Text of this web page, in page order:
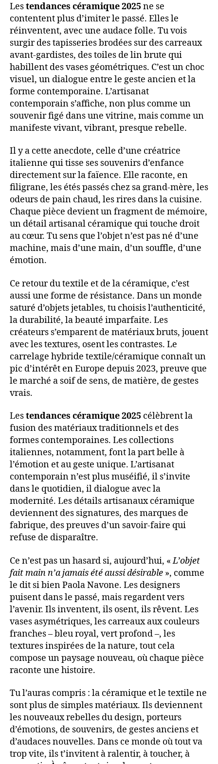
Lestendances céramique 2025 ne se
contentent plus d’imiter le passé. Elles le
réinventent, avec une audace folle. Tu vois
surgir des tapisseries brodées sur des carreaux
avant-gardistes, des toiles de lin brute qui
habillent des vases géométriques. C’est un choc
visuel, un dialogue entre le geste ancien et la
forme contemporaine. L’artisanat
contemporain s’affiche, non plus comme un
souvenir figé dans une vitrine, mais comme un
manifeste vivant, vibrant, presque rebelle.
Il y a cette anecdote, celle d’une créatrice
italienne qui tisse ses souvenirs d’enfance
directement sur la faïence. Elle raconte, en
filigrane, les étés passés chez sa grand-mère, les
odeurs de pain chaud, les rires dans la cuisine.
Chaque pièce devient un fragment de mémoire,
un détail artisanal céramique qui touche droit
au cœur. Tu sens que l’objet n’est pas né d’une
machine, mais d’une main, d’un souffle, d’une
émotion.
Ce retour du textile et de la céramique, c’est
aussi une forme de résistance. Dans un monde
saturé d’objets jetables, tu choisis l’authenticité,
la durabilité, la beauté imparfaite. Les
créateurs s’emparent de matériaux bruts, jouent
avec les textures, osent les contrastes. Le
carrelage hybride textile/céramique connaît un
pic d’intérêt en Europe depuis 2023, preuve que
le marché a soif de sens, de matière, de gestes
vrais.
Lestendances céramique 2025 célèbrent la
fusion des matériaux traditionnels et des
formes contemporaines. Les collections
italiennes, notamment, font la part belle à
l’émotion et au geste unique. L’artisanat
contemporain n’est plus muséifié, il s’invite
dans le quotidien, il dialogue avec la
modernité. Les détails artisanaux céramique
deviennent des signatures, des marques de
fabrique, des preuves d’un savoir-faire qui
refuse de disparaître.
Ce n’est pas un hasard si, aujourd’hui, «L’objet
fait main n’a jamais été aussi désirable », comme
le dit si bien Paola Navone. Les designers
puisent dans le passé, mais regardent vers
l’avenir. Ils inventent, ils osent, ils rêvent. Les
vases asymétriques, les carreaux aux couleurs
franches – bleu royal, vert profond –, les
textures inspirées de la nature, tout cela
compose un paysage nouveau, où chaque pièce
raconte une histoire.
Tu l’auras compris : la céramique et le textile ne
sont plus de simples matériaux. Ils deviennent
les nouveaux rebelles du design, porteurs
d’émotions, de souvenirs, de gestes anciens et
d’audaces nouvelles. Dans ce monde où tout va
trop vite, ils t’invitent à ralentir, à toucher, à